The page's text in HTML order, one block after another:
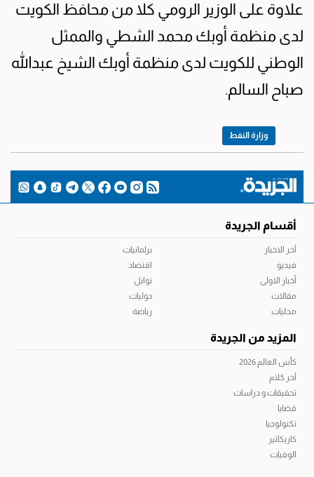
علاوة على الوزير الرومي كلا من محافظ الكويت
لدى منظمة أوبك محمد الشطي والممثل
الوطني للكويت لدى منظمة أوبك الشيخ عبدالله
صباح السالم.
وزارة النفط
أقسام الجريدة
آخر الاخبار
فيديو
أخبار الاولى
مقالات
محليات
برلمانيات
اقتصاد
توابل
دوليات
رياضة
المزيد من الجريدة
كأس العالم 2026
آخر كلام
تحقيقات و دراسات
قضايا
تكنولوجيا
كاريكاتير
الوفيات